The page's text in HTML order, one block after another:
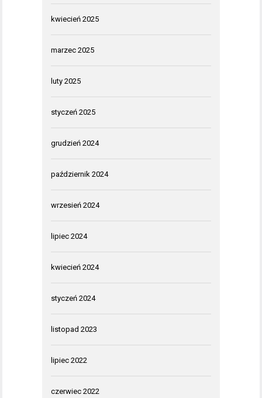
kwiecień 2025
marzec 2025
luty 2025
styczeń 2025
grudzień 2024
październik 2024
wrzesień 2024
lipiec 2024
kwiecień 2024
styczeń 2024
listopad 2023
lipiec 2022
czerwiec 2022